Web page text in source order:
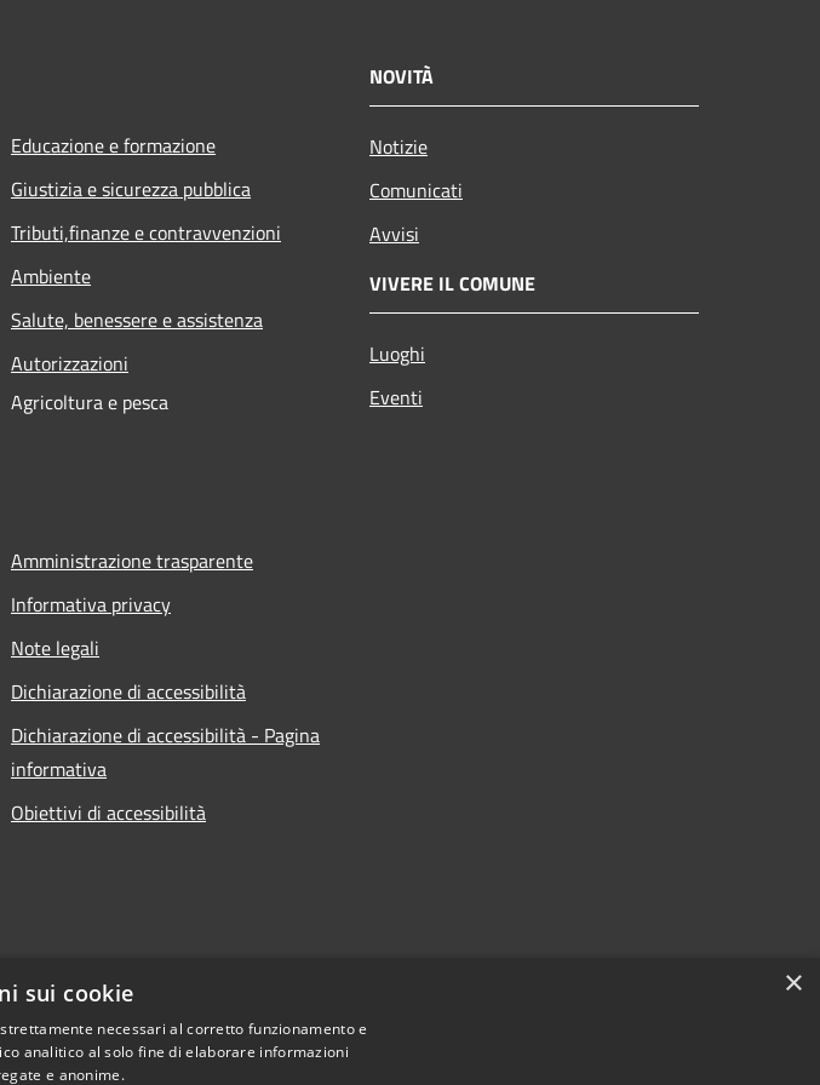
Educazione e formazione
Giustizia e sicurezza pubblica
Tributi,finanze e contravvenzioni
Ambiente
Salute, benessere e assistenza
Autorizzazioni
Agricoltura e pesca
NOVITÀ
Notizie
Comunicati
Avvisi
VIVERE IL COMUNE
Luoghi
Eventi
Amministrazione trasparente
Informativa privacy
Note legali
Dichiarazione di accessibilità
Dichiarazione di accessibilità - Pagina
informativa
Obiettivi di accessibilità
×
sui cookie
necessari al corretto funzionamento e
analitico al solo fine di elaborare informazioni
e anonime.